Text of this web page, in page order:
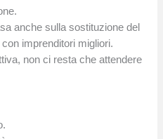
anche sulla sostituzione del
imprenditori migliori.
non ci resta che attendere